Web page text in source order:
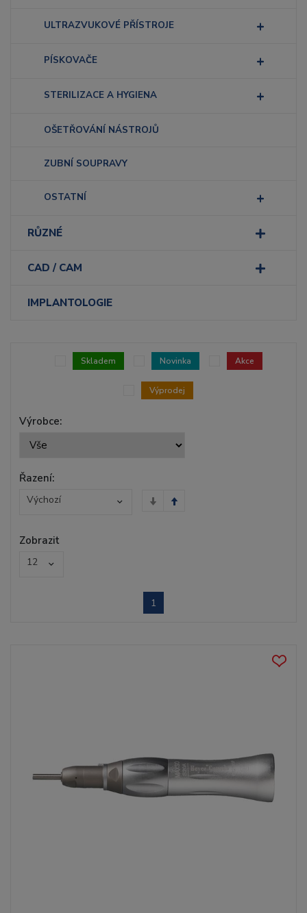
ULTRAZVUKOVÉ PŘÍSTROJE
PÍSKOVAČE
STERILIZACE A HYGIENA
OŠETŘOVÁNÍ NÁSTROJŮ
ZUBNÍ SOUPRAVY
OSTATNÍ
RŮZNÉ
CAD / CAM
IMPLANTOLOGIE
Výrobce:
Skladem Novinka Akce
Výprodej
Řazení:
Výchozí
Zobrazit
12
1